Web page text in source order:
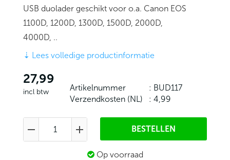
USB duolader geschikt voor o.a. Canon EOS
1100D, 1200D, 1300D, 1500D, 2000D,
4000D, ..
⇣ Lees volledige productinformatie
27,99
incl btw Artikelnummer
: BUD117
Verzendkosten (NL)
: 4,99
BESTELLEN
Op voorraad